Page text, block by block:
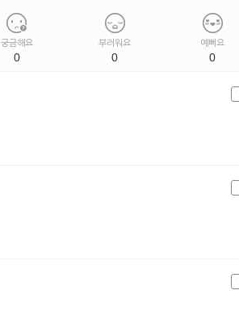
궁금해요
0
부러워요
0
예뻐요
0